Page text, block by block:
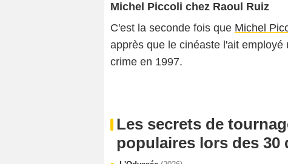
Michel Piccoli chez Raoul Ruiz
C'est la seconde fois que Michel
apprès que le cinéaste l'ait employé
crime en 1997.
Les secrets de
populaires lors des 30